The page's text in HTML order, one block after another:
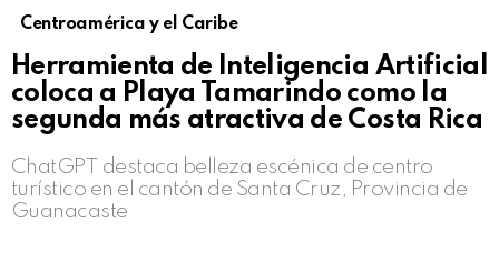
Centroamérica y el Caribe
Herramienta de Inteligencia Artificial
coloca a Playa Tamarindo como la
segunda más atractiva de Costa Rica
ChatGPT destaca belleza escénica de centro
turístico en el cantón de Santa Cruz, Provincia de
Guanacaste